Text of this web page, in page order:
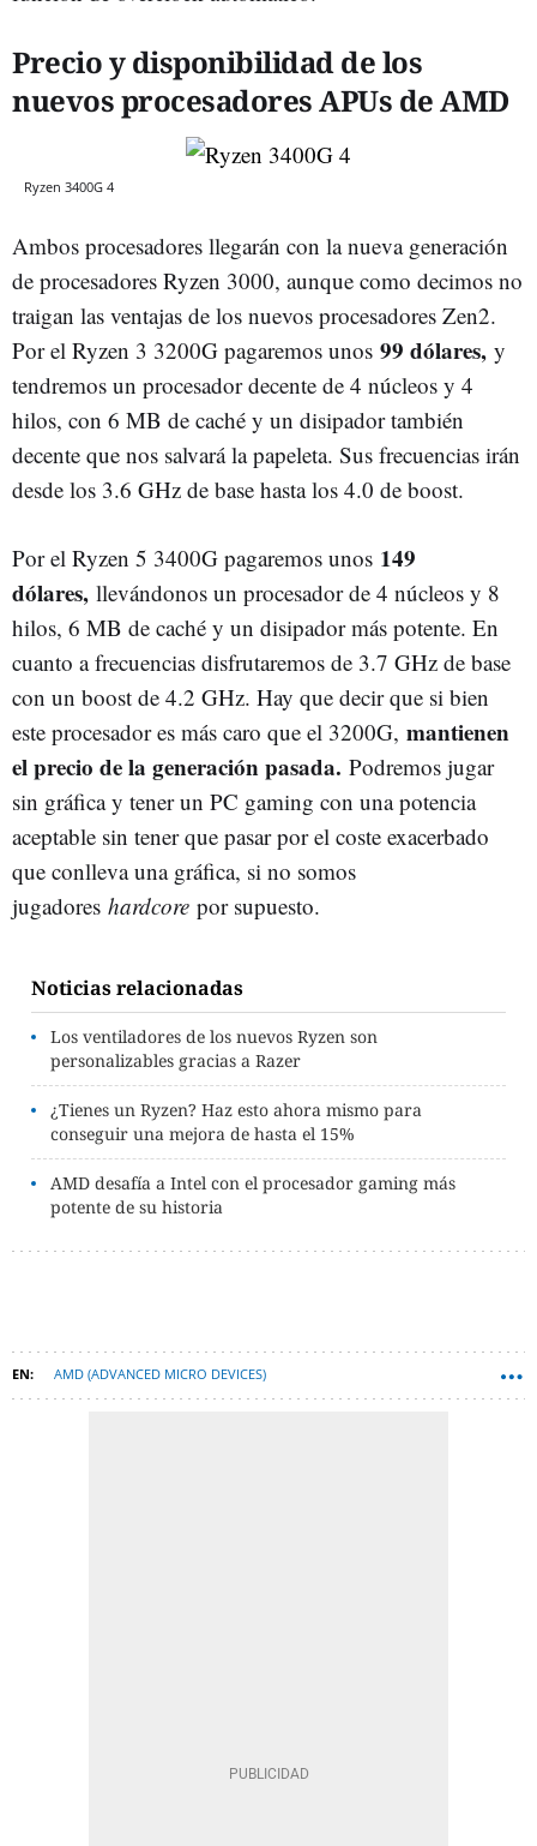
Precio y disponibilidad de los
nuevos procesadores APUs de AMD
Ryzen 3400G 4
Ambos procesadores llegarán con la nueva generación
de procesadores Ryzen 3000, aunque como decimos no
traigan las ventajas de los nuevos procesadores Zen2.
Por el Ryzen 3 3200G pagaremos unos 99 dólares, y
tendremos un procesador decente de 4 núcleos y 4
hilos, con 6 MB de caché y un disipador también
decente que nos salvará la papeleta. Sus frecuencias irán
desde los 3.6 GHz de base hasta los 4.0 de boost.
Por el Ryzen 5 3400G pagaremos unos 149
dólares, llevándonos un procesador de 4 núcleos y 8
hilos, 6 MB de caché y un disipador más potente. En
cuanto a frecuencias disfrutaremos de 3.7 GHz de base
con un boost de 4.2 GHz. Hay que decir que si bien
este procesador es más caro que el 3200G, mantienen
el precio de la generación pasada. Podremos jugar
sin gráfica y tener un PC gaming con una potencia
aceptable sin tener que pasar por el coste exacerbado
que conlleva una gráfica, si no somos
jugadores hardcore por supuesto.
Noticias relacionadas
Los ventiladores de los nuevos Ryzen son
personalizables gracias a Razer
¿Tienes un Ryzen? Haz esto ahora mismo para
conseguir una mejora de hasta el 15%
AMD desafía a Intel con el procesador gaming más
potente de su historia
AMD (ADVANCED MICRO DEVICES)